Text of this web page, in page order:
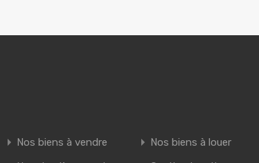
Nos biens à vendre
Nos biens à louer